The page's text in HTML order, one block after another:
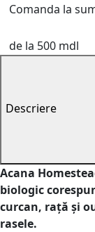
Comanda la
de la 500 mdl
Descriere
Acana
biologic
curcan, rață și
rasele.